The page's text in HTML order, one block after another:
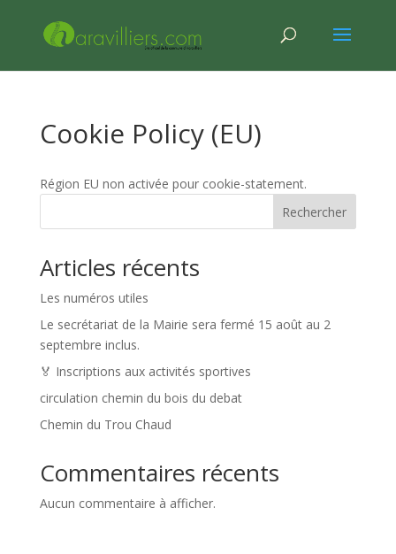
Cookie Policy (EU)
Région EU non activée pour cookie-statement.
Rechercher
Articles récents
Les numéros utiles
Le secrétariat de la Mairie sera fermé 15 août au 2
septembre inclus.
🏅 Inscriptions aux activités sportives
circulation chemin du bois du debat
Chemin du Trou Chaud
Commentaires récents
Aucun commentaire à afficher.